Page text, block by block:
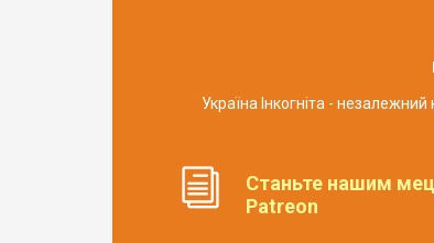
Україна Інкогніта -
Станьте нашим
Patreon